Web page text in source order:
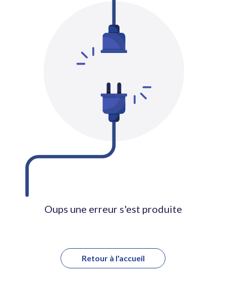
Oups une erreur s'est produite
Retour à l'accueil